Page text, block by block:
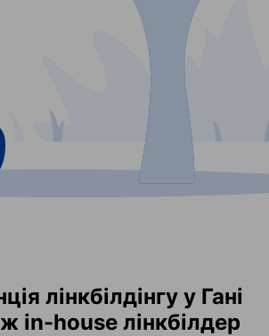
лінкбілдінгу у Гані
in-house лінкбілдер